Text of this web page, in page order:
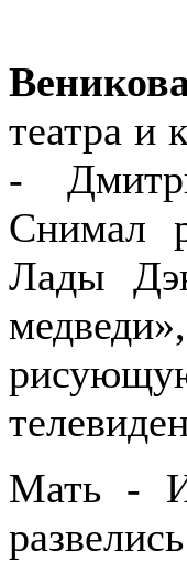
театра и
-
Снимал
Лады
Мать -